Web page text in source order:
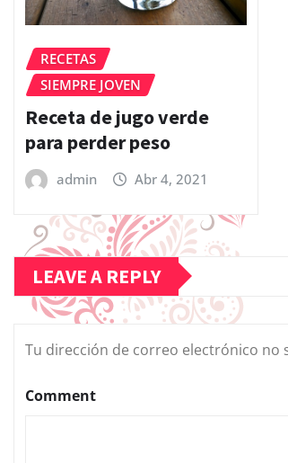
RECETAS
SIEMPRE JOVEN
Receta de jugo verde
para perder peso
admin Abr 4, 2021
LEAVE A REPLY
Tu dirección de correo electrónico no
Comment